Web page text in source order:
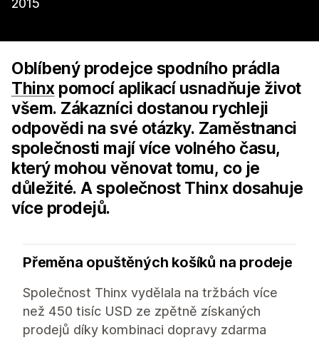
2015
Oblíbený prodejce spodního prádla
Thinxpomocí aplikací usnadňuje život
všem. Zákazníci dostanou rychleji
odpovědi na své otázky. Zaměstnanci
společnosti mají více volného času,
který mohou věnovat tomu, co je
důležité. A společnost Thinx dosahuje
více prodejů.
Přeměna opuštěných košíků na prodeje
Společnost Thinx vydělala na tržbách více
než 450 tisíc USD ze zpětně získaných
prodejů díky kombinaci dopravy zdarma